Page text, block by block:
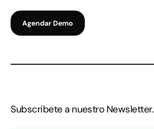
Agendar Demo
Subscribete a nuestro Newsletter.